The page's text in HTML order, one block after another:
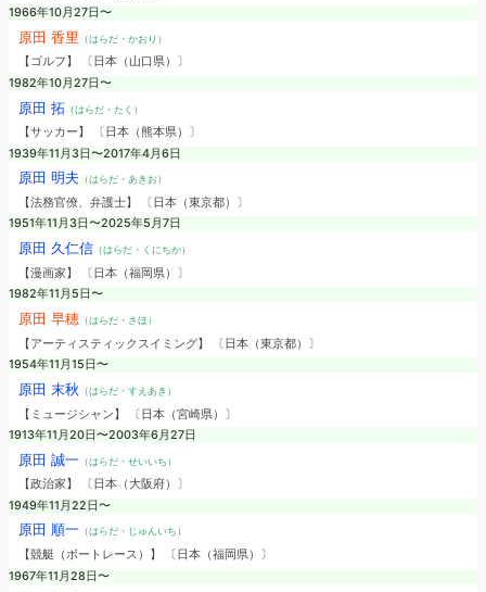
1966年10月27日〜
原田 香里 （はらだ・かおり）
【ゴルフ】 〔日本（山口県）〕
1982年10月27日〜
原田 拓 （はらだ・たく）
【サッカー】 〔日本（熊本県）〕
1939年11月3日〜2017年4月6日
原田 明夫 （はらだ・あきお）
【法務官僚、弁護士】 〔日本（東京都）〕
1951年11月3日〜2025年5月7日
原田 久仁信（はらだ・くにちか）
【漫画家】 〔日本（福岡県）〕
1982年11月5日〜
原田 早穂 （はらだ・さほ）
【アーティスティックスイミング】 〔日本（東京都）〕
1954年11月15日〜
原田 末秋 （はらだ・すえあき）
【ミュージシャン】 〔日本（宮崎県）〕
1913年11月20日〜2003年6月27日
原田 誠一（はらだ・せいいち）
【政治家】 〔日本（大阪府）〕
1949年11月22日〜
原田 順一（はらだ・じゅんいち）
【競艇（ボートレース）】 〔日本（福岡県）〕
1967年11月28日〜